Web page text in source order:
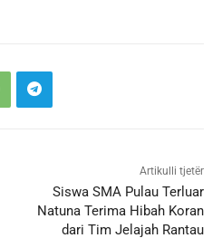
Artikulli tjetër
Siswa SMA Pulau Terluar
Natuna Terima Hibah Koran
dari Tim Jelajah Rantau